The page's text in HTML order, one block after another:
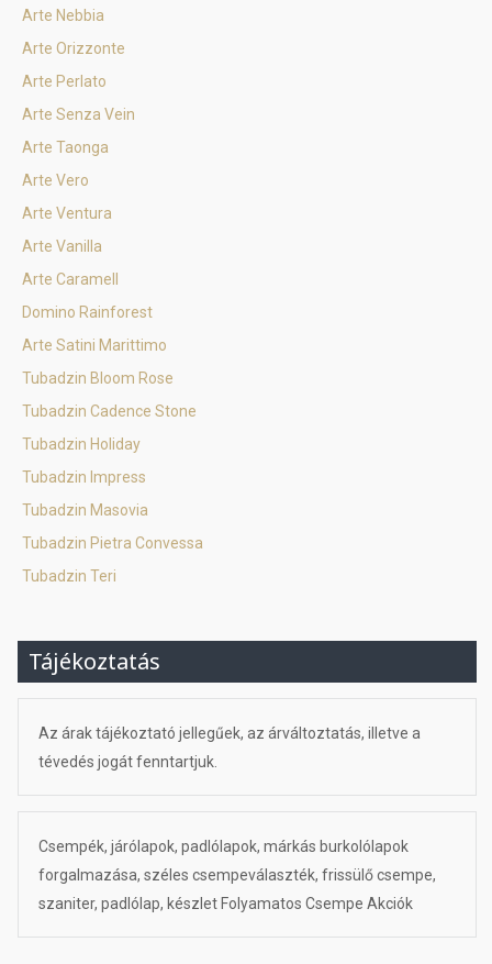
Arte Nebbia
Arte Orizzonte
Arte Perlato
Arte Senza Vein
Arte Taonga
Arte Vero
Arte Ventura
Arte Vanilla
Arte Caramell
Domino Rainforest
Arte Satini Marittimo
Tubadzin Bloom Rose
Tubadzin Cadence Stone
Tubadzin Holiday
Tubadzin Impress
Tubadzin Masovia
Tubadzin Pietra Convessa
Tubadzin Teri
Tájékoztatás
Az árak tájékoztató jellegűek, az árváltoztatás, illetve a
tévedés jogát fenntartjuk.
Csempék, járólapok, padlólapok, márkás burkolólapok
forgalmazása, széles csempeválaszték, frissülő csempe,
szaniter, padlólap, készlet Folyamatos Csempe Akciók